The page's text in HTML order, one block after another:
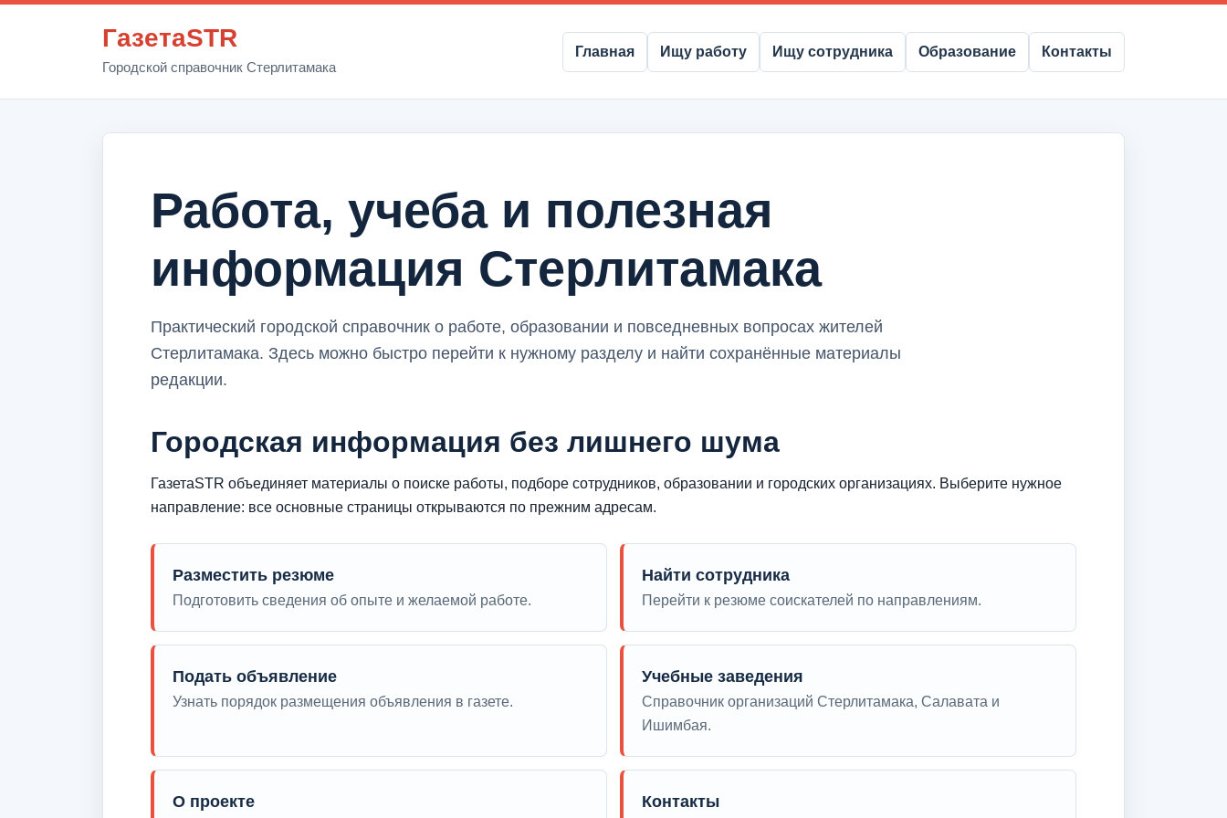
ГазетаSTR
Городской справочник Стерлитамака
Главная Ищу работу Ищу сотрудника Образование Контакты
Работа, учеба и полезная
информация Стерлитамака
Практический городской справочник о работе, образовании и повседневных вопросах жителей
Стерлитамака. Здесь можно быстро перейти к нужному разделу и найти сохранённые материалы
редакции.
Городская информация без лишнего шума
ГазетаSTR объединяет материалы о поиске работы, подборе сотрудников, образовании и городских организациях. Выберите нужное
направление: все основные страницы открываются по прежним адресам.
Разместить резюме
Подготовить сведения об опыте и желаемой работе.
Найти сотрудника
Перейти к резюме соискателей по направлениям.
Подать объявление
Узнать порядок размещения объявления в газете.
Учебные заведения
Справочник организаций Стерлитамака, Салавата и
Ишимбая.
О проекте Контакты